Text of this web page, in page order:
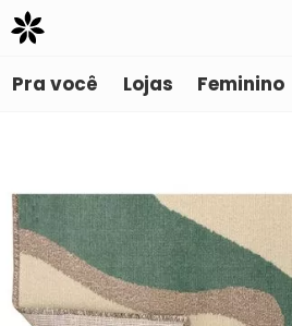
Pra você Lojas Feminino